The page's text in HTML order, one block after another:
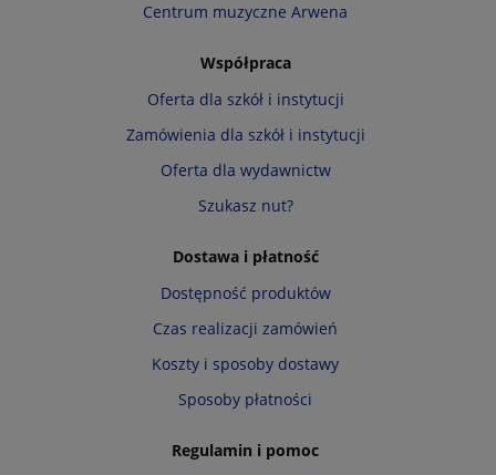
Centrum muzyczne Arwena
Współpraca
Oferta dla szkół i instytucji
Zamówienia dla szkół i instytucji
Oferta dla wydawnictw
Szukasz nut?
Dostawa i płatność
Dostępność produktów
Czas realizacji zamówień
Koszty i sposoby dostawy
Sposoby płatności
Regulamin i pomoc